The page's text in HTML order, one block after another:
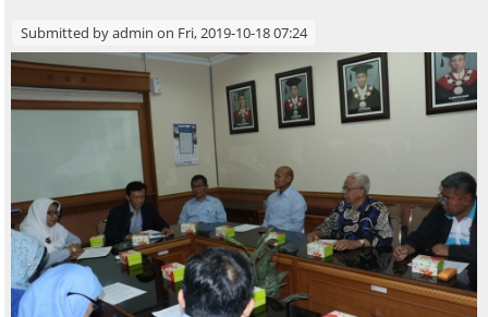
Submitted byadmin on Fri, 2019-10-18 07:24